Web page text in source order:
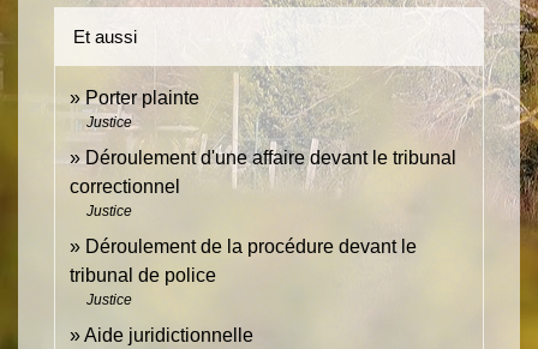
Et aussi
Porter plainte
Justice
Déroulement d'une affaire devant le tribunal
correctionnel
Justice
Déroulement de la procédure devant le
tribunal de police
Justice
Aide juridictionnelle